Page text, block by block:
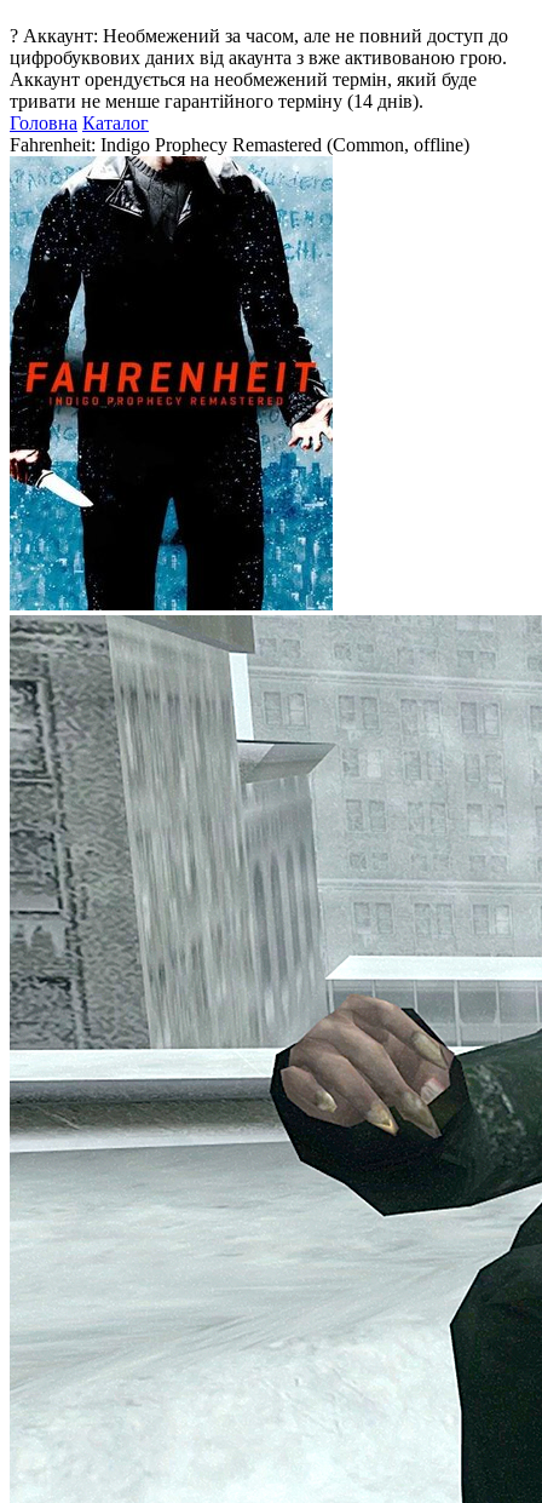
? Аккаунт: Необмежений за часом, але не повний доступ до
цифробуквових даних від акаунта з вже активованою грою.
Аккаунт орендується на необмежений термін, який буде
тривати не менше гарантійного терміну (14 днів).
Головна Каталог
Fahrenheit: Indigo Prophecy Remastered (Common, offline)